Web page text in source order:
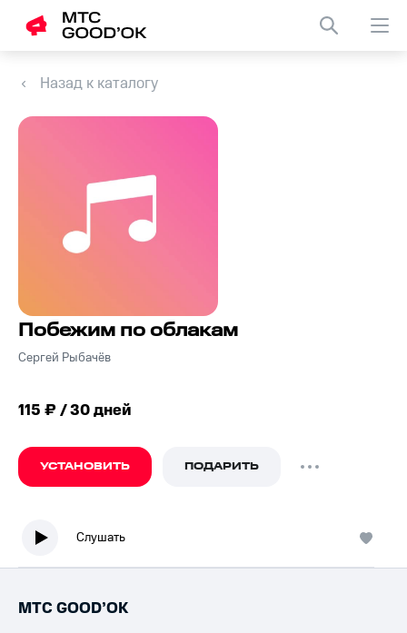
Назад к каталогу
Побежим по облакам
Сергей Рыбачёв
115 ₽ / 30 дней
УСТАНОВИТЬ ПОДАРИТЬ
Слушать
МТС GOOD’OK